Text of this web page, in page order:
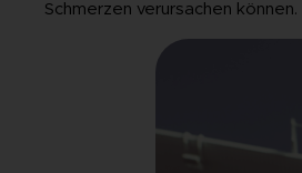
Schmerzen verursachen